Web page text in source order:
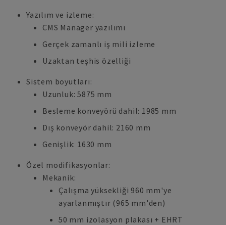
Yazılım ve izleme:
CMS Manager yazılımı
Gerçek zamanlı iş mili izleme
Uzaktan teşhis özelliği
Sistem boyutları:
Uzunluk: 5875 mm
Besleme konveyörü dahil: 1985 mm
Dış konveyör dahil: 2160 mm
Genişlik: 1630 mm
Özel modifikasyonlar:
Mekanik:
Çalışma yüksekliği 960 mm'ye
ayarlanmıştır (965 mm'den)
50 mm izolasyon plakası + EHRT